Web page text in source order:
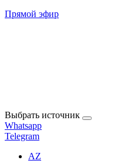
Прямой эфир
Выбрать источник
Whatsapp
Telegram
AZ